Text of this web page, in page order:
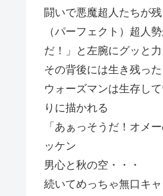
闘いで悪魔超人たちが
（パーフェクト）超人
だ！」と左腕にグッと
その背後には生き残っ
ウォーズマンは生存し
りに描かれる
「あぁっそうだ！オメ
ッケン
男心と秋の空・・・
続いてめっちゃ無口キ